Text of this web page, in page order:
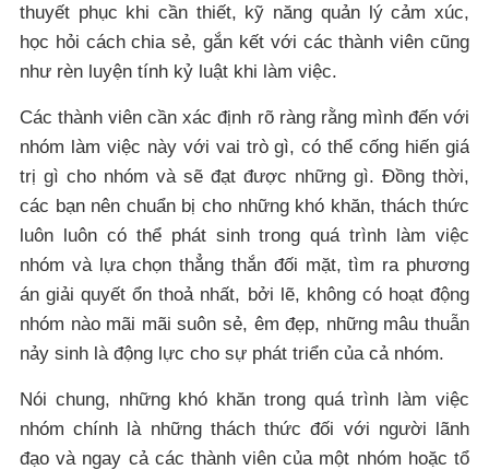
thuyết phục khi cần thiết, kỹ năng quản lý cảm xúc,
học hỏi cách chia sẻ, gắn kết với các thành viên cũng
như rèn luyện tính kỷ luật khi làm việc.
Các thành viên cần xác định rõ ràng rằng mình đến với
nhóm làm việc này với vai trò gì, có thể cống hiến giá
trị gì cho nhóm và sẽ đạt được những gì. Đồng thời,
các bạn nên chuẩn bị cho những khó khăn, thách thức
luôn luôn có thể phát sinh trong quá trình làm việc
nhóm và lựa chọn thẳng thắn đối mặt, tìm ra phương
án giải quyết ổn thoả nhất, bởi lẽ, không có hoạt động
nhóm nào mãi mãi suôn sẻ, êm đẹp, những mâu thuẫn
nảy sinh là động lực cho sự phát triển của cả nhóm.
Nói chung, những khó khăn trong quá trình làm việc
nhóm chính là những thách thức đối với người lãnh
đạo và ngay cả các thành viên của một nhóm hoặc tổ